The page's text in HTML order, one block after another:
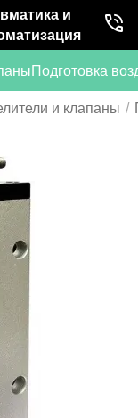
и
Подготовка
и клапаны /